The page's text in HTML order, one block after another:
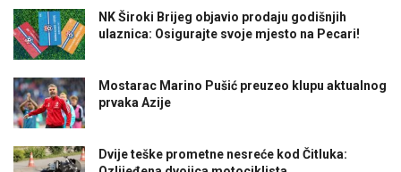
NK Široki Brijeg objavio prodaju godišnjih
ulaznica: Osigurajte svoje mjesto na Pecari!
Mostarac Marino Pušić preuzeo klupu aktualnog
prvaka Azije
Dvije teške prometne nesreće kod Čitluka: